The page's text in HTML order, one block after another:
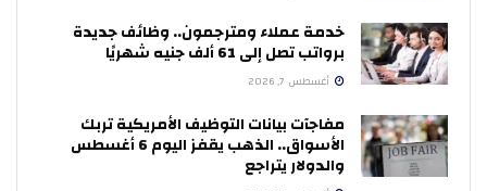
خدمة عملاء ومترجمون.. وظائف جديدة
برواتب تصل إلى 61 ألف جنيه شهريًا
أغسطس 7, 2026
مفاجآت بيانات التوظيف الأمريكية تربك
الأسواق.. الذهب يقفز اليوم 6 أغسطس
والدولار يتراجع